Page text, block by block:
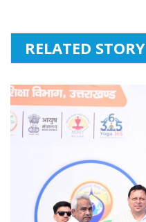
RELATED STORY